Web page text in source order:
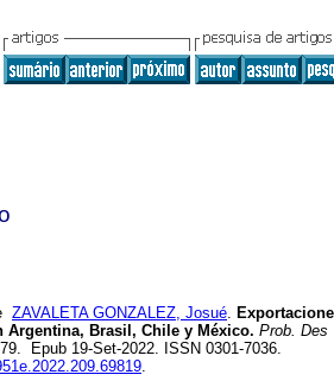
ZAVALETA GONZALEZ, Josué.
Argentina, Brasil, Chile y México. Prob. Des
Epub 19-Set-2022. ISSN 0301-7036.
.